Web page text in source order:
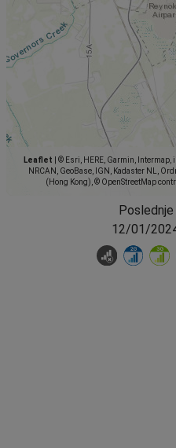
Leaflet
© Esri, HERE, Garmin, Intermap,
NRCAN, GeoBase, IGN, Kadaster NL,
(Hong Kong), © OpenStreetMap
Poslednje
12/01/